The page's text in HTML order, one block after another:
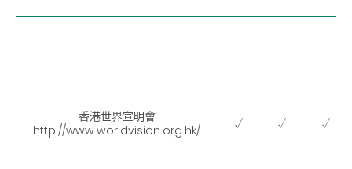
香港世界宣明會
http://www.worldvision.org.hk/
√ √ √